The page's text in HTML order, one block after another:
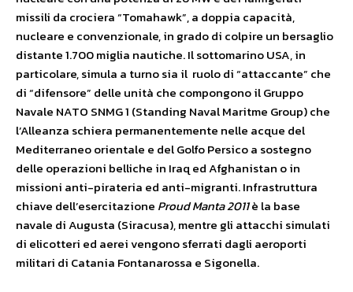
missili da crociera “Tomahawk”, a doppia capacità,
nucleare e convenzionale, in grado di colpire un bersaglio
distante 1.700 miglia nautiche. Il sottomarino USA, in
particolare, simula a turno sia il ruolo di “attaccante” che
di “difensore” delle unità che compongono il Gruppo
Navale NATO SNMG 1 (Standing Naval Maritme Group) che
l’Alleanza schiera permanentemente nelle acque del
Mediterraneo orientale e del Golfo Persico a sostegno
delle operazioni belliche in Iraq ed Afghanistan o in
missioni anti-pirateria ed anti-migranti. Infrastruttura
chiave dell’esercitazione Proud Manta 2011è la base
navale di Augusta (Siracusa), mentre gli attacchi simulati
di elicotteri ed aerei vengono sferrati dagli aeroporti
militari di Catania Fontanarossa e Sigonella.